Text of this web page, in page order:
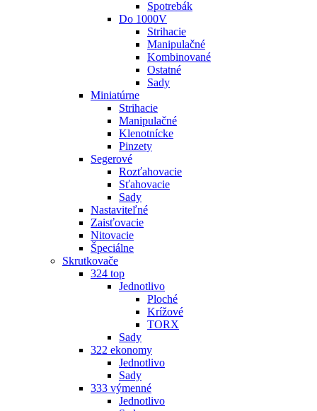
Spotrebák
Do 1000V
Strihacie
Manipulačné
Kombinované
Ostatné
Sady
Miniatúrne
Strihacie
Manipulačné
Klenotnícke
Pinzety
Segerové
Rozťahovacie
Sťahovacie
Sady
Nastaviteľné
Zaisťovacie
Nitovacie
Špeciálne
Skrutkovače
324 top
Jednotlivo
Ploché
Krížové
TORX
Sady
322 ekonomy
Jednotlivo
Sady
333 výmenné
Jednotlivo